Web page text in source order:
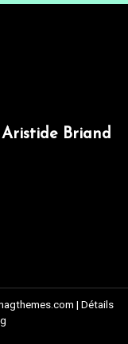
Briand
| Détails